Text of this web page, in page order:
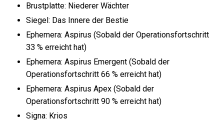
Brustplatte: Niederer Wächter
Siegel: Das Innere der Bestie
Ephemera: Aspirus (Sobald der Operationsfortschritt
33 % erreicht hat)
Ephemera: Aspirus Emergent (Sobald der
Operationsfortschritt 66 % erreicht hat)
Ephemera: Aspirus Apex (Sobald der
Operationsfortschritt 90 % erreicht hat)
Signa: Krios